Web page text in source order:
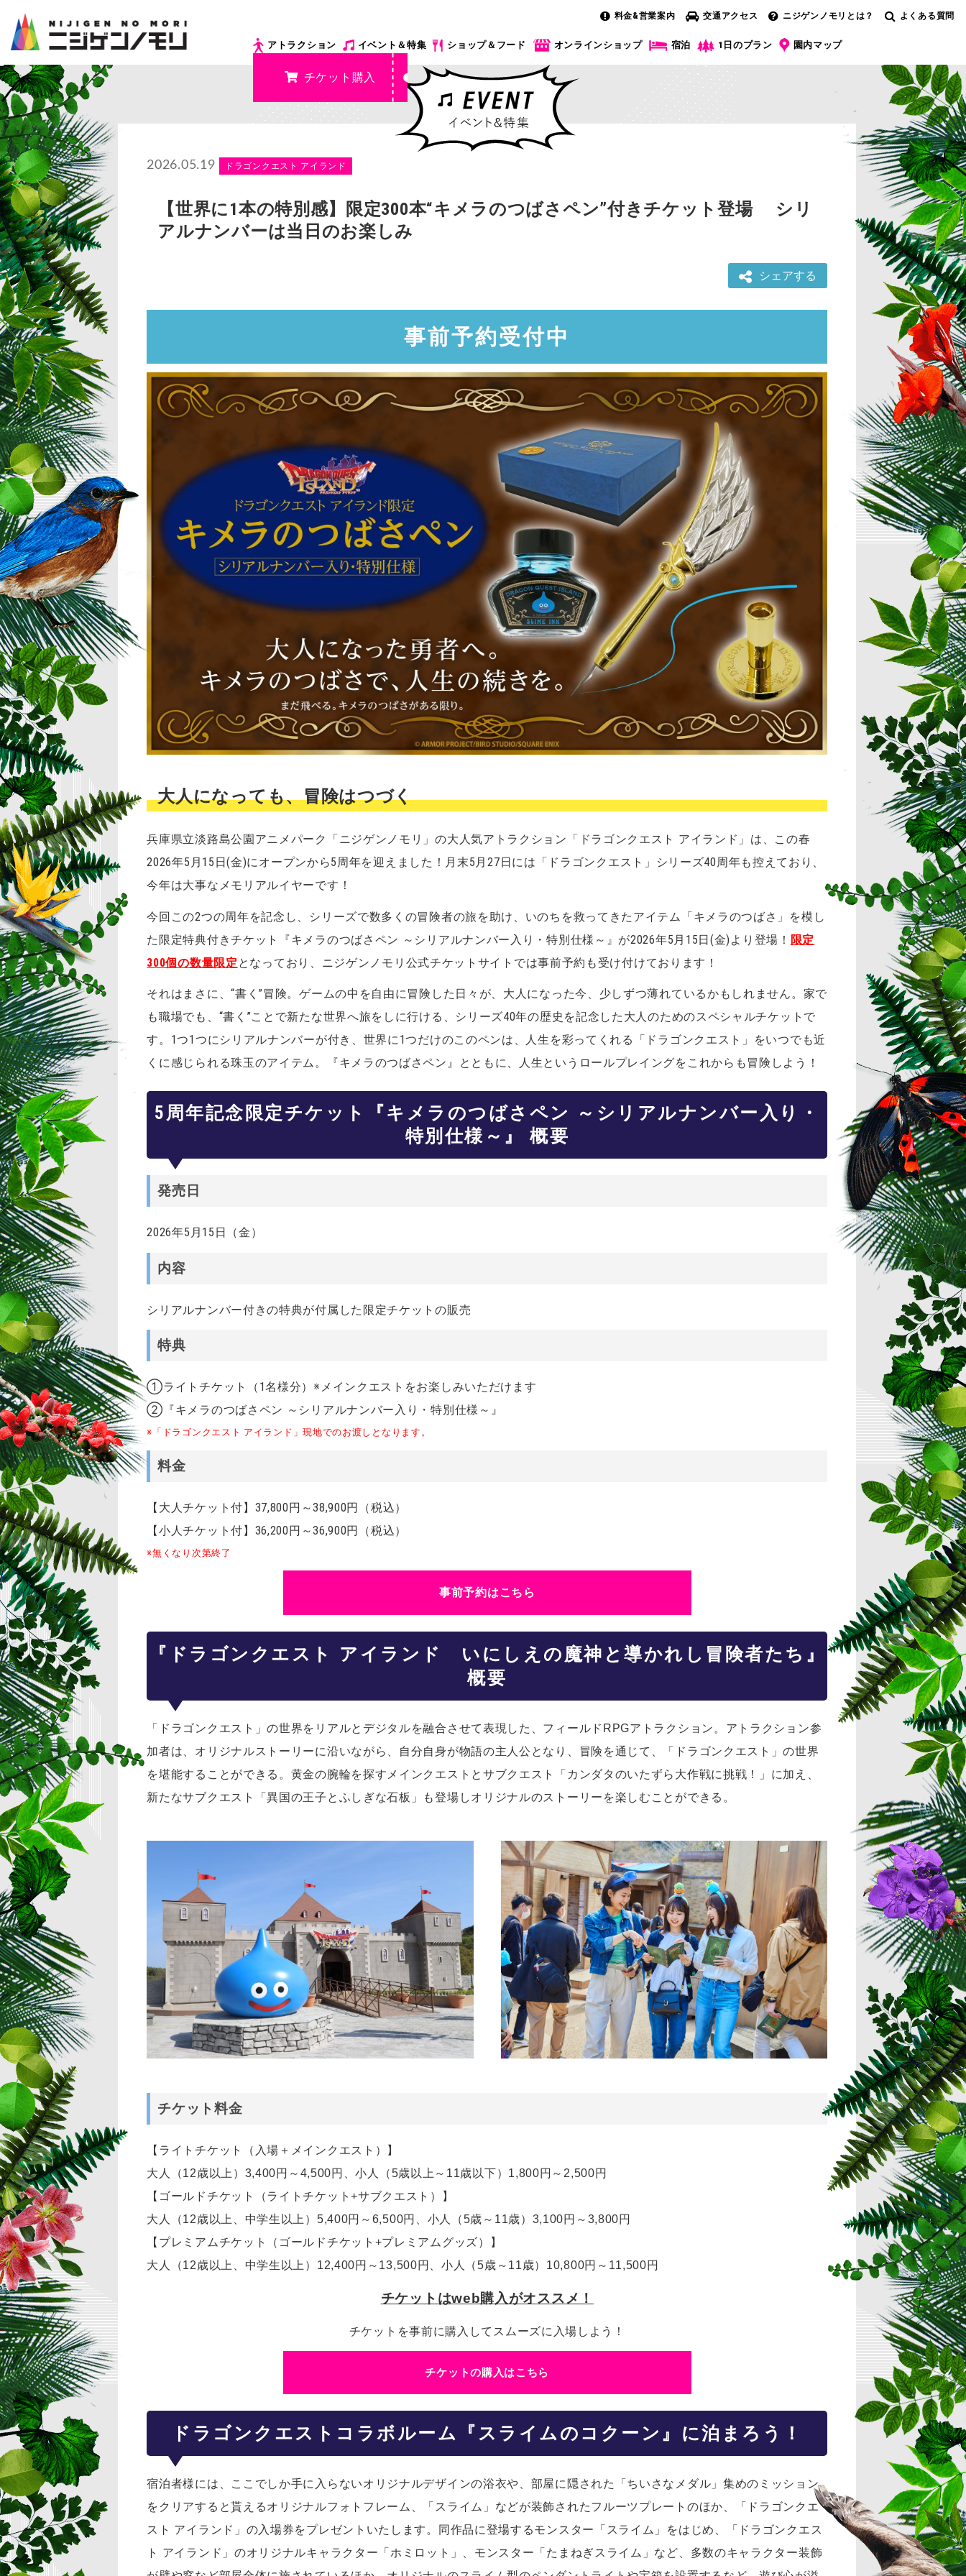
料金&営業案内 交通アクセス ニジゲンノモリとは？ よくある質問
アトラクション イベント＆特集 ショップ＆フード オンラインショップ 宿泊 1日のプラン 園内マップ
チケット購入
2026.05.19 ドラゴンクエスト アイランド
【世界に1本の特別感】限定300本“キメラのつばさペン”付きチケット登場 シリ
アルナンバーは当日のお楽しみ
シェアする
事前予約受付中
大人になっても、冒険はつづく
兵庫県立淡路島公園アニメパーク「ニジゲンノモリ」の大人気アトラクション「ドラゴンクエスト アイランド」は、この春
2026年5月15日(金)にオープンから5周年を迎えました！月末5月27日には「ドラゴンクエスト」シリーズ40周年も控えており、
今年は大事なメモリアルイヤーです！
今回この2つの周年を記念し、シリーズで数多くの冒険者の旅を助け、いのちを救ってきたアイテム「キメラのつばさ」を模し
た限定特典付きチケット『キメラのつばさペン ～シリアルナンバー入り・特別仕様～』が2026年5月15日(金)より登場！ 限定
300個の数量限定 となっており、ニジゲンノモリ公式チケットサイトでは事前予約も受け付けております！
それはまさに、“書く”冒険。ゲームの中を自由に冒険した日々が、大人になった今、少しずつ薄れているかもしれません。家で
も職場でも、“書く”ことで新たな世界へ旅をしに行ける、シリーズ40年の歴史を記念した大人のためのスペシャルチケットで
す。1つ1つにシリアルナンバーが付き、世界に1つだけのこのペンは、人生を彩ってくれる「ドラゴンクエスト」をいつでも近
くに感じられる珠玉のアイテム。『キメラのつばさペン』とともに、人生というロールプレイングをこれからも冒険しよう！
5周年記念限定チケット『キメラのつばさペン ～シリアルナンバー入り・
特別仕様～』 概要
発売日
2026年5月15日（金）
内容
シリアルナンバー付きの特典が付属した限定チケットの販売
特典
①ライトチケット（1名様分）※メインクエストをお楽しみいただけます
②『キメラのつばさペン ～シリアルナンバー入り・特別仕様～』
※「ドラゴンクエスト アイランド」現地でのお渡しとなります。
料金
【大人チケット付】37,800円～38,900円（税込）
【小人チケット付】36,200円～36,900円（税込）
※無くなり次第終了
事前予約はこちら
『ドラゴンクエスト アイランド いにしえの魔神と導かれし冒険者たち』
概要
「ドラゴンクエスト」の世界をリアルとデジタルを融合させて表現した、フィールドRPGアトラクション。アトラクション参
加者は、オリジナルストーリーに沿いながら、自分自身が物語の主人公となり、冒険を通じて、「ドラゴンクエスト」の世界
を堪能することができる。黄金の腕輪を探すメインクエストとサブクエスト「カンダタのいたずら大作戦に挑戦！」に加え、
新たなサブクエスト「異国の王子とふしぎな石板」も登場しオリジナルのストーリーを楽しむことができる。
チケット料金
【ライトチケット（入場＋メインクエスト）】
大人（12歳以上）3,400円～4,500円、小人（5歳以上～11歳以下）1,800円～2,500円
【ゴールドチケット（ライトチケット+サブクエスト）】
大人（12歳以上、中学生以上）5,400円～6,500円、小人（5歳～11歳）3,100円～3,800円
【プレミアムチケット（ゴールドチケット+プレミアムグッズ）】
大人（12歳以上、中学生以上）12,400円～13,500円、小人（5歳～11歳）10,800円～11,500円
チケットはweb購入がオススメ！
チケットを事前に購入してスムーズに入場しよう！
チケットの購入はこちら
ドラゴンクエスト コラボルーム『スライムのコクーン』に泊まろう！
宿泊者様には、ここでしか手に入らないオリジナルデザインの浴衣や、部屋に隠された「ちいさなメダル」集めのミッション
をクリアすると貰えるオリジナルフォトフレーム、「スライム」などが装飾されたフルーツプレートのほか、「ドラゴンクエ
スト アイランド」の入場券をプレゼントいたします。同作品に登場するモンスター「スライム」をはじめ、「ドラゴンクエス
ト アイランド」のオリジナルキャラクター「ホミロット」、モンスター「たまねぎスライム」など、多数のキャラクター装飾